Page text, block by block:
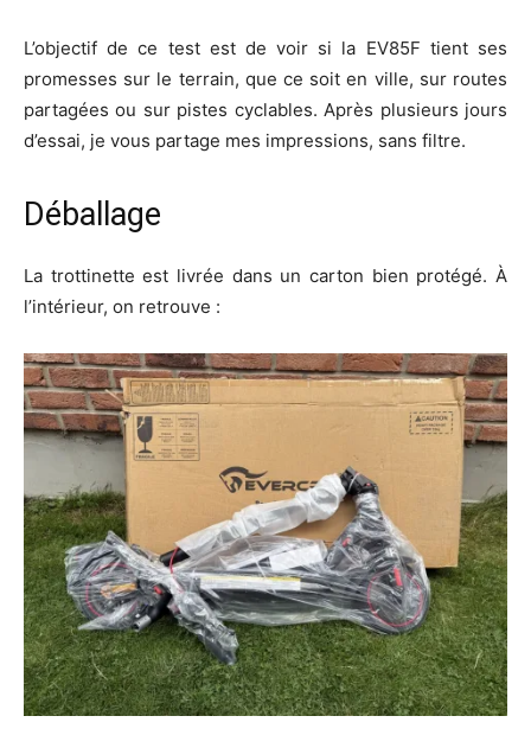
L’objectif de ce test est de voir si la EV85F tient ses
promesses sur le terrain, que ce soit en ville, sur routes
partagées ou sur pistes cyclables. Après plusieurs jours
d’essai, je vous partage mes impressions, sans filtre.
Déballage
La trottinette est livrée dans un carton bien protégé. À
l’intérieur, on retrouve :